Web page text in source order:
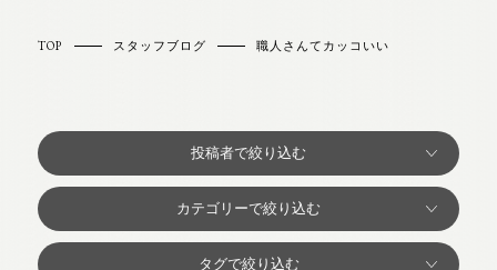
TOP スタッフブログ 職人さんてカッコいい